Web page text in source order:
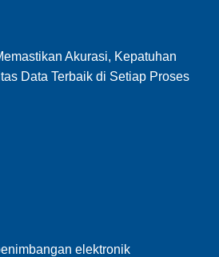
Akurasi, Kepatuhan
Data Terbaik di Setiap Proses
elektronik